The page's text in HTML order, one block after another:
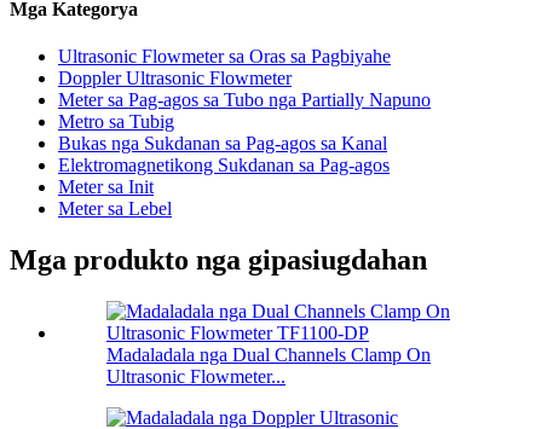
Mga Kategorya
Ultrasonic Flowmeter sa Oras sa Pagbiyahe
Doppler Ultrasonic Flowmeter
Meter sa Pag-agos sa Tubo nga Partially Napuno
Metro sa Tubig
Bukas nga Sukdanan sa Pag-agos sa Kanal
Elektromagnetikong Sukdanan sa Pag-agos
Meter sa Init
Meter sa Lebel
Mga produkto nga gipasiugdahan
Madaladala nga Dual Channels Clamp On
Ultrasonic Flowmeter...